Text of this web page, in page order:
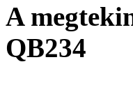
A
QB234